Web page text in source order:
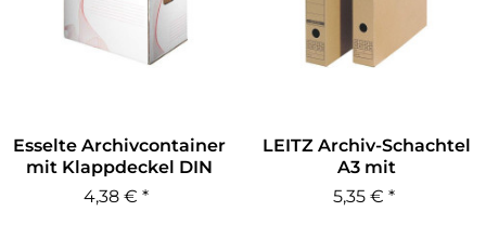
Esselte Archivcontainer
mit Klappdeckel DIN
A4...
4,38 € *
LEITZ Archiv-Schachtel
A3 mit
Verschlusslasche,...
5,35 € *